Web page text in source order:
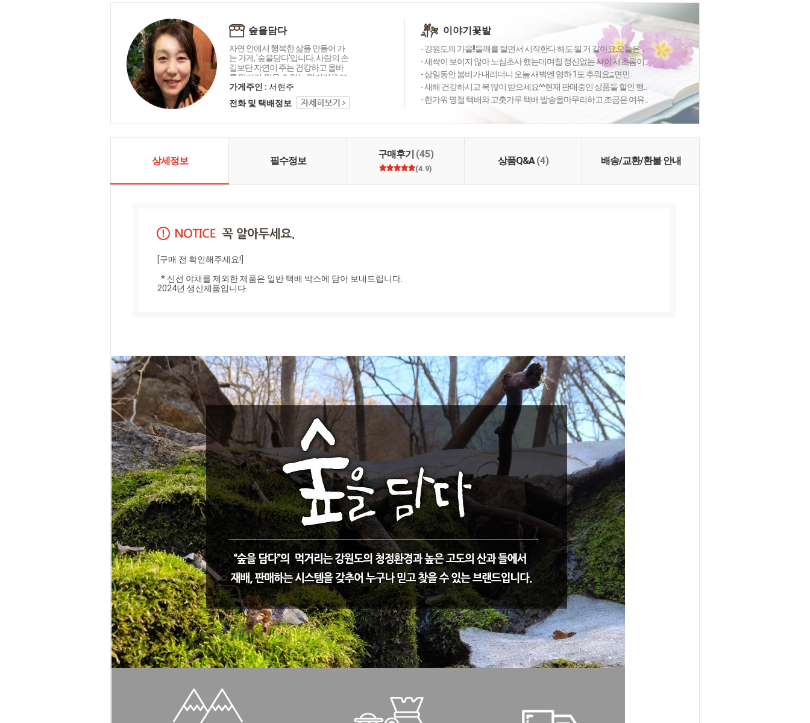
숲을담다
자연 안에서 행복한 삶을 만들어 가
는 가게, '숲을담다'입니다. 사람의 손
길보단 자연이 주는 건강하고 올바
른 먹거리, 믿을 수 있는 먹거리로 보
답하겠습니다.
가게주인 : 서현주
전화 및 택배정보
이야기꽃밭
- 강원도의 가을!!들깨를 털면서 시작한다 해도 될 거 같아요.오늘은...
- 새싹이 보이지 않아 노심초사 했는데며칠 정신없는 사이 새초롬이...
- 삼일동안 봄비가 내리더니 오늘 새벽엔 영하 1도 추워요;;;;면민...
- 새해 건강하시고 복 많이 받으세요^^현재 판매중인 상품들 할인 행...
- 한가위 명절 택배와 고춧가루 택배 발송을마무리하고 조금은 여유...
상세정보 필수정보
구매후기 (45)
(4.9)
상품Q&A(4) 배송/교환/환불 안내
[구매 전 확인해주세요!]
2024년 생산제품입니다.